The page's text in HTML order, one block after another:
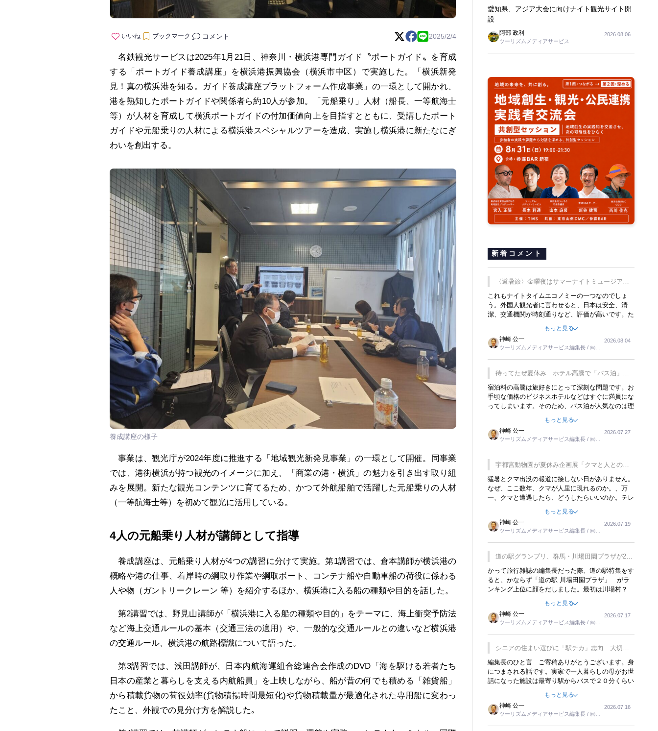
いいね ブックマーク コメント 2025/2/4
名鉄観光サービスは2025年1月21日、神奈川・横浜港専門ガイド〝ポートガイド〟を育成
する「ポートガイド養成講座」を横浜港振興協会（横浜市中区）で実施した。「横浜新発
見！真の横浜港を知る。ガイド養成講座プラットフォーム作成事業」の一環として開かれ、
港を熟知したポートガイドや関係者ら約10人が参加。「元船乗り」人材（船長、一等航海士
等）が人材を育成して横浜ポートガイドの付加価値向上を目指すとともに、受講したポート
ガイドや元船乗りの人材による横浜港スペシャルツアーを造成、実施し横浜港に新たなにぎ
わいを創出する。
養成講座の様子
事業は、観光庁が2024年度に推進する「地域観光新発見事業」の一環として開催。同事業
では、港街横浜が持つ観光のイメージに加え、「商業の港・横浜」の魅力を引き出す取り組
みを展開。新たな観光コンテンツに育てるため、かつて外航船舶で活躍した元船乗りの人材
（一等航海士等）を初めて観光に活用している。
4人の元船乗り人材が講師として指導
養成講座は、元船乗り人材が4つの講習に分けて実施。第1講習では、倉本講師が横浜港の
概略や港の仕事、着岸時の綱取り作業や綱取ボート、コンテナ船や自動車船の荷役に係わる
人や物（ガントリークレーン 等）を紹介するほか、横浜港に入る船の種類や目的を話した。
第2講習では、野見山講師が「横浜港に入る船の種類や目的」をテーマに、海上衝突予防法
など海上交通ルールの基本（交通三法の適用）や、一般的な交通ルールとの違いなど横浜港
の交通ルール、横浜港の航路標識について語った。
第3講習では、浅田講師が、日本内航海運組合総連合会作成のDVD「海を駆ける若者たち
日本の産業と暮らしを支える内航船員」を上映しながら、船が昔の何でも積める「雑貨船」
から積載貨物の荷役効率(貨物積揚時間最短化)や貨物積載量が最適化された専用船に変わっ
たこと、外観での見分け方を解説した｡
愛知県、アジア大会に向けナイト観光サイト開
設
阿部 政利
ツーリズムメディアサービス
2026.08.06
新着コメント
〈避暑旅〉金曜夜はサマーナイトミュージア
ム、都立6施設で
これもナイトタイムエコノミーの一つなのでしょ
う。外国人観光者に言わせると、日本は安全、清
潔、交通機関が時刻通りなど、評価が高いです。た
す。そのような意味で、金曜夜にこのようなイベン
トが行われれば、日本人に限らず外国人にとっても
楽しみが増えるでしょうね。
もっと見る
神崎 公一
ツーリズムメディアサービス編集長 / ㈱ツ
2026.08.04
待ってたぜ夏休み ホテル高騰で「バス泊」人
気
宿泊料の高騰は旅好きにとって深刻な問題です。お
手頃な価格のビジネスホテルなどはすぐに満員にな
ってしまいます。そのため、バス泊が人気なのは理
行をした時は、移動はグレイハウンドバスでした。
夕方から夜の便を利用してホテル代を浮かせていま
した。ただし、若いからできたことです。若い人が
夜行バスで京都に行った、青森に行ったと聞くと、
疲れが残らないのかなと思ってしまいます。
もっと見る
神崎 公一
ツーリズムメディアサービス編集長 / ㈱ツ
2026.07.27
宇都宮動物園が夏休み企画展「クマと人との距
離」を7月20日から開催
猛暑とクマ出没の報道に接しない日がありません。
なぜ、ここ数年、クマが人里に現れるのか。、万
一、クマと遭遇したら、どうしたらいいのか。テレ
るなんてことは、冗談でもいえません。そんな中
で、この企画展はタイムリーですね。
もっと見る
神崎 公一
ツーリズムメディアサービス編集長 / ㈱ツ
2026.07.19
道の駅グランプリ、群馬・川場田園プラザが2連
覇
かって旅行雑誌の編集長だった際、道の駅特集をす
ると、かならず「道の駅 川場田園プラザ」 がラ
ンキング上位に顔をだしました。最初は川場村？
れ永井 彰一社長にインタビューしたら、興味深い
話が次々が飛び出しました。プレゼンも巧みで、今
でも思い出すことが２つあります。一つは、従業員
に東京ディズニーランドを見学させ、サービス業、
接客業の何かを理解してもらっていることです。
もう一つは1800円もするプレミアムヨーグルトを
販売するにあたり、社内に懸念もあったそうです。
永井社長は、駐車場に都内ナンバーの高級外車が停
まっていることに目をつけ、高級商品でも売れると
確信したそうです。今回の記事を懐かしく読みまし
もっと見る
神崎 公一
ツーリズムメディアサービス編集長 / ㈱ツ
2026.07.17
シニアの住まい選びに「駅チカ」志向 大切な
のは出かけたくなる暮らし
編集長のひと言 ご寄稿ありがとうございます。身
につまされる話です。実家で一人暮らしの母がお世
話になった施設は最寄り駅からバスで２０分くらい
りました。母の住まいから近いという理由で、その
施設を選択したのですが、私と妹にとっては、半日
仕事ででした。シニアの住まい選びは、当人だけで
はなく、世話をする家族の足の便も考えない外池な
もっと見る
神崎 公一
ツーリズムメディアサービス編集長 / ㈱ツ
2026.07.16